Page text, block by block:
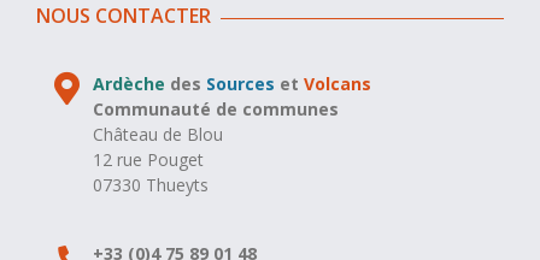
NOUS CONTACTER
Ardèche des Sources etVolcans
Communauté de communes
Château de Blou
12 rue Pouget
07330 Thueyts
+33 (0)4 75 89 01 48